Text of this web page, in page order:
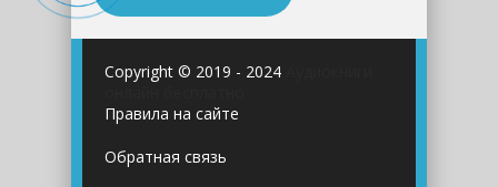
Copyright © 2019 - 2024
Правила на сайте
Обратная связь